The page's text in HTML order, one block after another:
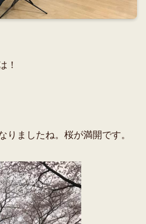
！
りましたね。桜が満開です。